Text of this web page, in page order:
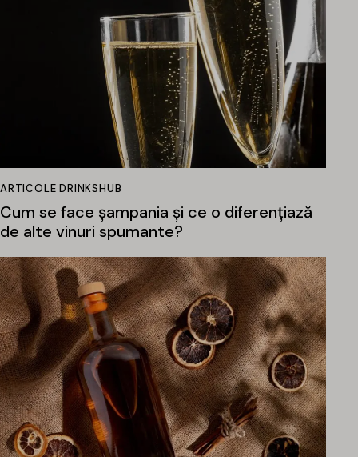
ARTICOLE DRINKSHUB
Cum se face șampania și ce o diferențiază
de alte vinuri spumante?